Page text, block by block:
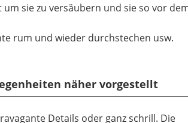
sie zu versäubern und sie so vor
rum und wieder durchstechen usw.
näher vorgestellt
Details oder ganz schrill. Die